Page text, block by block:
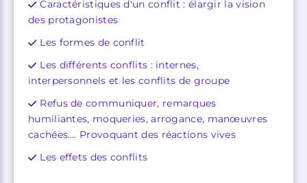
Caractéristiques d'un conflit : élargir la vision
des protagonistes
Les formes de conflit
Les différents conflits : internes,
interpersonnels et les conflits de groupe
Refus de communiquer, remarques
humiliantes, moqueries, arrogance, manœuvres
cachées…. Provoquant des réactions vives
Les effets des conflits